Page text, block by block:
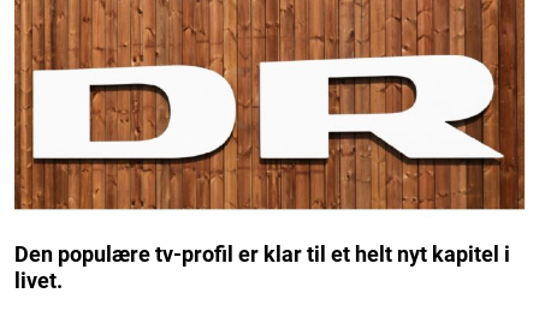
Den populære tv-profil er klar til et helt nyt kapitel i
livet.